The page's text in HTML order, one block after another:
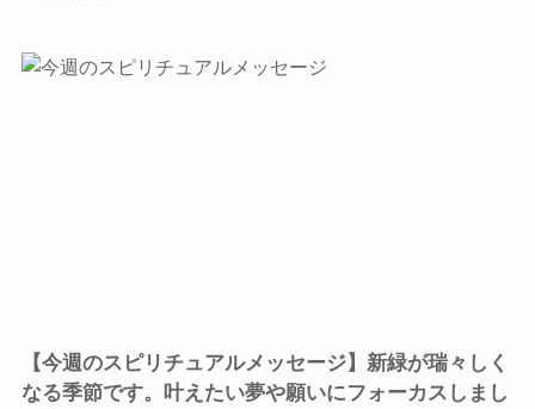
【今週のスピリチュアルメッセージ】新緑が瑞々しく
なる季節です。叶えたい夢や願いにフォーカスしまし